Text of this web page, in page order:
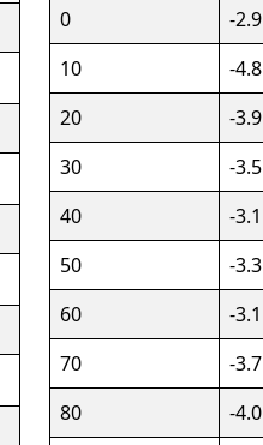
0
-2.9
10
-4.8
20
-3.9
30
-3.5
40
-3.1
50
-3.3
60
-3.1
70
-3.7
80
-4.0